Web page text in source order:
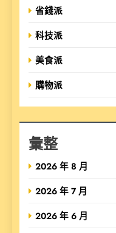
省錢派
科技派
美食派
購物派
彙整
2026 年 8 月
2026 年 7 月
2026 年 6 月